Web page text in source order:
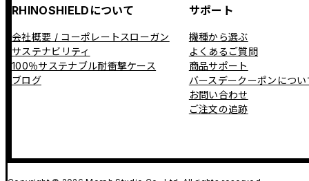
RHINOSHIELDについて
会社概要 / コーポレートスローガン
サステナビリティ
100％サステナブル耐衝撃ケース
ブログ
サポート
機種から選ぶ
よくあるご質問
商品サポート
バースデークーポンについ
お問い合わせ
ご注文の追跡